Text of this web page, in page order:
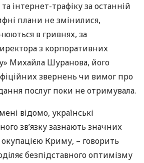
та інтернет-трафіку за останній
плани не змінилися,
в гривнях, за
з корпоративних
Михайла Шуранова, його
звернень чи вимог про
послуг поки не отримувала.
відомо, українські
зв’язку зазнають значних
окупацією Криму, – говорить
безпідставного оптимізму